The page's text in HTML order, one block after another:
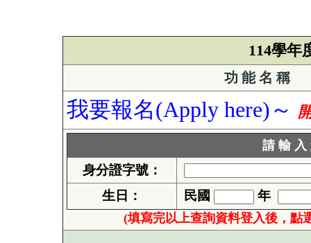
114學年
功 能 名 稱
我要報名(Apply here)～
請 輸 入
身分證字號：
生日：
民國 年
(填寫完以上查詢資料登入後，點